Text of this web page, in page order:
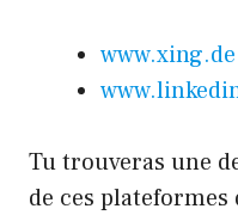
www.xing.de
Tu trouveras une
de ces plateformes